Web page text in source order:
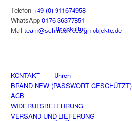
Tischkultur
Uhren
Telefon+49 (0) 911674958
WhatsApp0176 36377851
Mailteam@schmuck-design-objekte.de
KONTAKT
BRAND NEW (PASSWORT GESCHÜTZT)
AGB
WIDERUFSBELEHRUNG
VERSAND UND LIEFERUNG